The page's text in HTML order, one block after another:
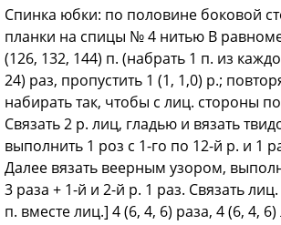
Спинка юбки: по половине боковой
планки на спицы № 4 нитью В
(126, 132, 144) п. (набрать 1 п. из
24) раз, пропустить 1 (1, 1,0) р.;
набирать так, чтобы с лиц. стороны
Связать 2 р. лиц, гладью и вязать
выполнить 1 роз с 1-го по 12-й р. и 1
Далее вязать веерным узором,
3 раза + 1-й и 2-й р. 1 раз. Связать
п. вместе лиц.] 4 (6, 4, 6) раза, 4 (6, 4,